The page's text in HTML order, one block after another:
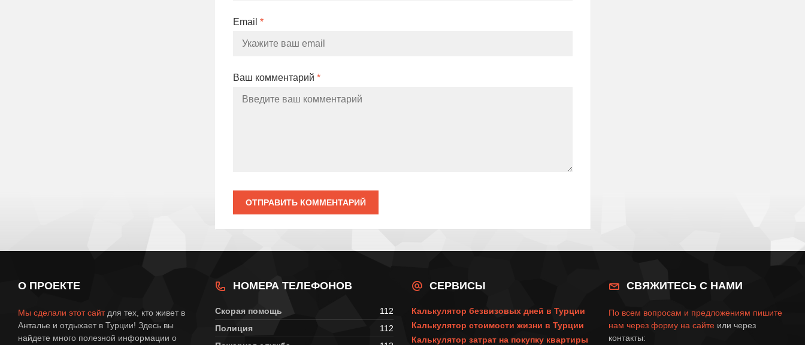
Email *
Ваш комментарий *
ОТПРАВИТЬ КОММЕНТАРИЙ
О ПРОЕКТЕ
Мы сделали этот сайтдля тех, кто живет в
Анталье и отдыхает в Турции! Здесь вы
найдете много полезной информации о
НОМЕРА ТЕЛЕФОНОВ
Скорая помощь
112
Полиция
112
СЕРВИСЫ
Калькулятор безвизовых дней в Турции
Калькулятор стоимости жизни в Турции
Калькулятор затрат на покупку квартиры
СВЯЖИТЕСЬ С НАМИ
По всем вопросам и предложениям пишите
нам через форму на сайтеили через
контакты: